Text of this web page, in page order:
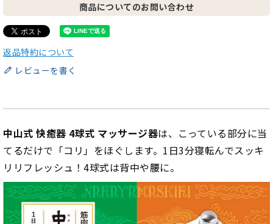
商品についてのお問い合わせ
返品特約について
レビューを書く
中山式 快癒器 4球式 マッサージ器は、こっている部分に当
てるだけで「コリ」をほぐします。1日3分寝転んでスッキ
リリフレッシュ！4球式は背中や腰に。